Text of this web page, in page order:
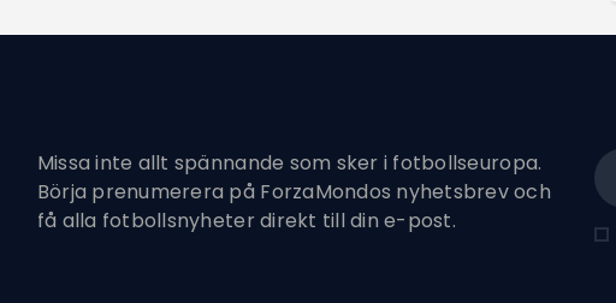
Missa inte allt spännande som sker i fotbollseuropa.
Börja prenumerera på ForzaMondos nyhetsbrev och
få alla fotbollsnyheter direkt till din e-post.